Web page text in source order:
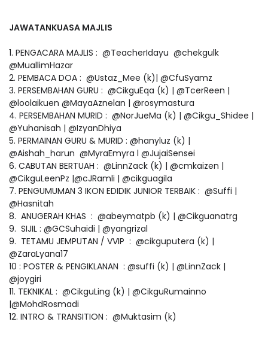
JAWATANKUASA MAJLIS
1. PENGACARA MAJLIS : @TeacherIdayu @chekgulk
@MuallimHazar
2. PEMBACA DOA : @Ustaz_Mee (k)| @CfuSyamz
3. PERSEMBAHAN GURU : @CikguEqa (k) | @TcerReen |
@loolaikuen @MayaAznelan | @rosymastura
4. PERSEMBAHAN MURID : @NorJueMa (k) | @Cikgu_Shidee |
@Yuhanisah | @IzyanDhiya
5. PERMAINAN GURU & MURID : @hanyluz (k) |
@Aishah_harun @MyraEmyra l @JujaiSensei
6. CABUTAN BERTUAH : @LinnZack (k) | @cmkaizen |
@CikguLeenPz |@cJRamli | @cikguagila
7. PENGUMUMAN 3 IKON EDIDIK JUNIOR TERBAIK : @Suffi |
@Hasnitah
8. ANUGERAH KHAS : @abeymatpb (k) | @Cikguanatrg
9. SIJIL : @GCSuhaidi | @yangrizal
9. TETAMU JEMPUTAN / VVIP : @cikguputera (k) |
@ZaraLyana17
10 : POSTER & PENGIKLANAN : @suffi (k) | @LinnZack |
@joygiri
11. TEKNIKAL : @CikguLing (k) | @CikguRumainno
|@MohdRosmadi
12. INTRO & TRANSITION : @Muktasim (k)